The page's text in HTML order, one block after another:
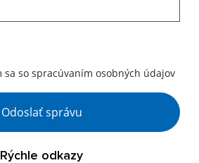
sa so spracúvaním osobných údajov
Odoslať správu
Rýchle odkazy